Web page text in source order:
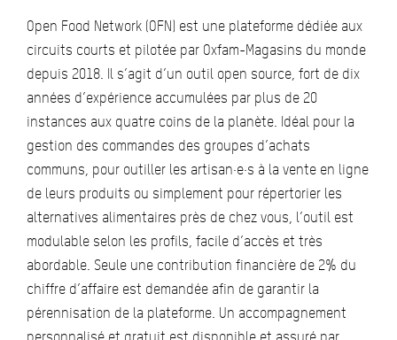
Open Food Network (OFN) est une plateforme dédiée aux
circuits courts et pilotée par Oxfam-Magasins du monde
depuis 2018. Il s’agit d’un outil open source, fort de dix
années d’expérience accumulées par plus de 20
instances aux quatre coins de la planète. Idéal pour la
gestion des commandes des groupes d’achats
communs, pour outiller les artisan·e·s à la vente en ligne
de leurs produits ou simplement pour répertorier les
alternatives alimentaires près de chez vous, l’outil est
modulable selon les profils, facile d’accès et très
abordable. Seule une contribution financière de 2% du
chiffre d’affaire est demandée afin de garantir la
pérennisation de la plateforme. Un accompagnement